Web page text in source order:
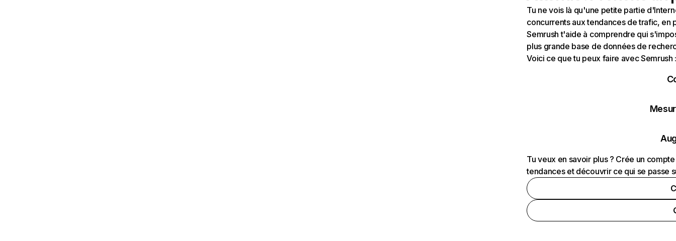
Tu ne vois là qu'une petite partie
concurrents aux tendances de trafic, en
Semrush t'aide à comprendre qui
plus grande base de données de
Voici ce que tu peux faire avec Semrush
Tu veux en savoir plus ? Crée un
tendances et découvrir ce qui se passe